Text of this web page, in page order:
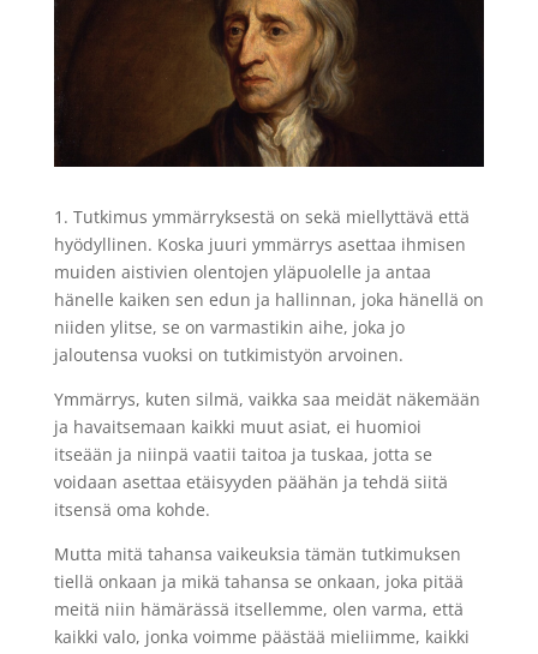
1. Tutkimus ymmärryksestä on sekä miellyttävä että
hyödyllinen. Koska juuri ymmärrys asettaa ihmisen
muiden aistivien olentojen yläpuolelle ja antaa
hänelle kaiken sen edun ja hallinnan, joka hänellä on
niiden ylitse, se on varmastikin aihe, joka jo
jaloutensa vuoksi on tutkimistyön arvoinen.
Ymmärrys, kuten silmä, vaikka saa meidät näkemään
ja havaitsemaan kaikki muut asiat, ei huomioi
itseään ja niinpä vaatii taitoa ja tuskaa, jotta se
voidaan asettaa etäisyyden päähän ja tehdä siitä
itsensä oma kohde.
Mutta mitä tahansa vaikeuksia tämän tutkimuksen
tiellä onkaan ja mikä tahansa se onkaan, joka pitää
meitä niin hämärässä itsellemme, olen varma, että
kaikki valo, jonka voimme päästää mieliimme, kaikki